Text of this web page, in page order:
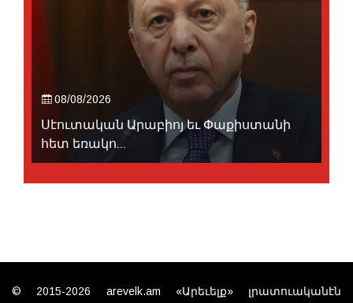
08/08/2026
Սէուտական Արաբիոյ եւ Փաքիստանի
հետ եռակո...
© 2015-2026 arevelk.am «Արեւելք» լրատուականէն